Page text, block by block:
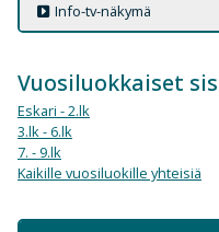
Info-tv-näkymä
Vuosiluokkaiset
Eskari - 2.lk
3.lk - 6.lk
7. - 9.lk
Kaikille vuosiluokille yhteisiä